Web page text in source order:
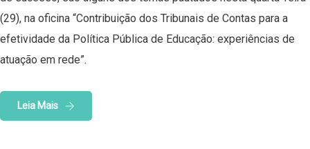
(29), na oficina “Contribuição dos Tribunais de Contas para a
efetividade da Política Pública de Educação: experiências de
atuação em rede”.
Leia Mais